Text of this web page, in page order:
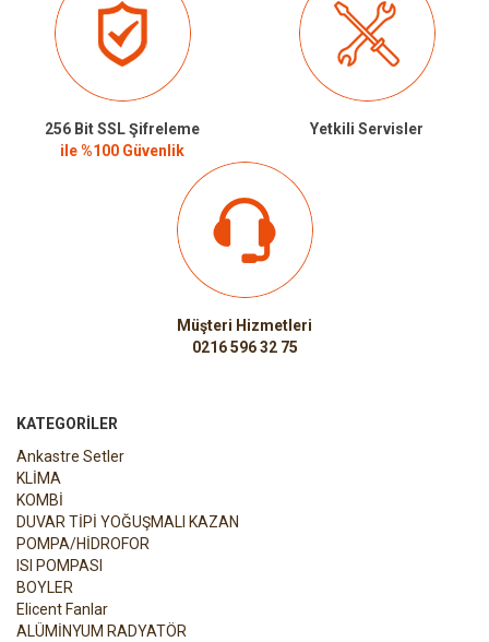
256 Bit SSL Şifreleme
ile %100 Güvenlik
Yetkili Servisler
Müşteri Hizmetleri
0216 596 32 75
KATEGORILER
Ankastre Setler
KLİMA
KOMBİ
DUVAR TİPİ YOĞUŞMALI KAZAN
POMPA/HİDROFOR
ISI POMPASI
BOYLER
Elicent Fanlar
ALÜMİNYUM RADYATÖR